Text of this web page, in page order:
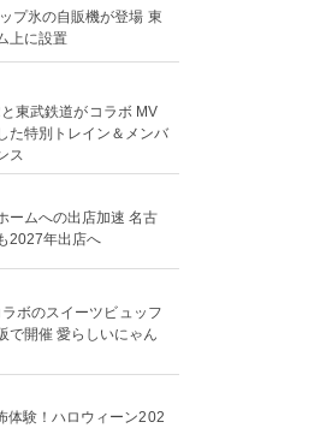
プ氷の自販機が登場 東
上に設置
東武鉄道がコラボ MV
た特別トレイン＆メンバ
ス
ームへの出店加速 名古
2027年出店へ
ボのスイーツビュッフ
で開催 愛らしいにゃん
体験！ハロウィーン202